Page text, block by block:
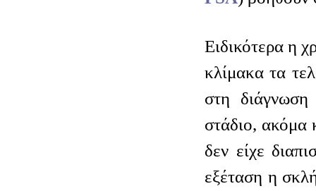
Ειδικότερα η
κλίμακα τα
στη
στάδιο, ακόμα
δεν είχε
εξέταση η